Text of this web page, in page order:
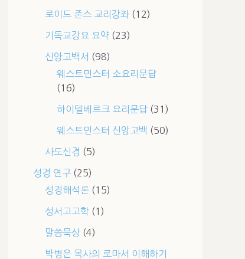
로이드 존스 교리강좌(12)
기독교강요 요약(23)
신앙고백서 (98)
웨스트민스터 소요리문답
(16)
하이델베르크 요리문답(31)
웨스트민스터 신앙고백 (50)
사도신경 (5)
성경 연구(25)
성경해석론(15)
성서고고학(1)
말씀묵상(4)
박병은 목사의 로마서 이해하기